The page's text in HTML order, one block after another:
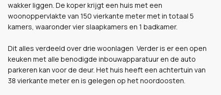
wakker liggen. De koper krijgt een huis met een
woonoppervlakte van 150 vierkante meter met in totaal 5
kamers, waaronder vier slaapkamers en 1 badkamer.
Dit alles verdeeld over drie woonlagen Verder is er een open
keuken met alle benodigde inbouwapparatuur en de auto
parkeren kan voor de deur. Het huis heeft een achtertuin van
38 vierkante meter en is gelegen op het noordoosten.